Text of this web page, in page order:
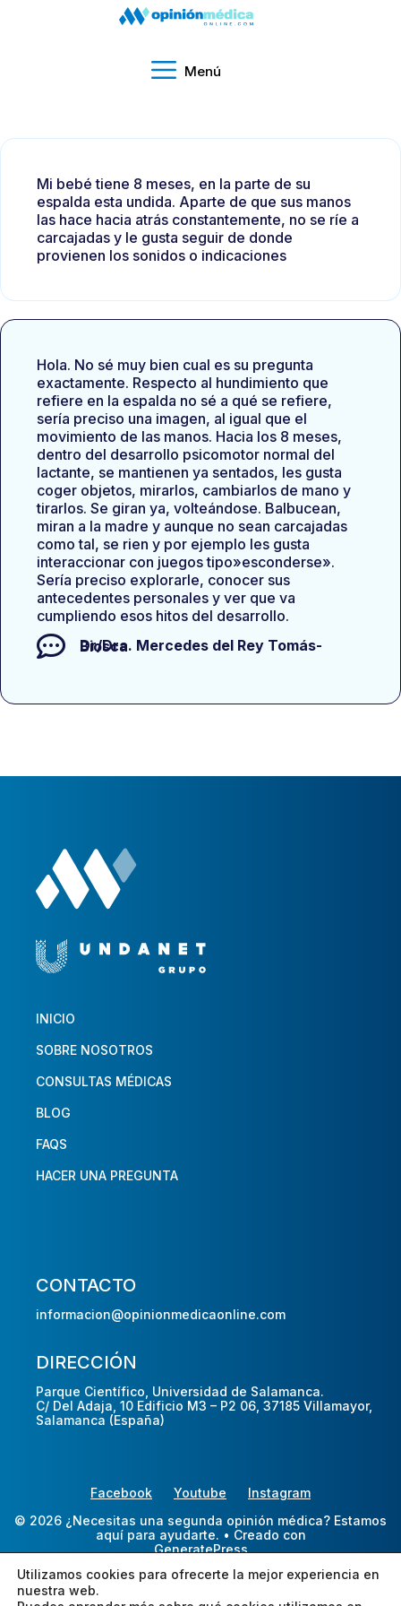
Menú
Mi bebé tiene 8 meses, en la parte de su
espalda esta undida. Aparte de que sus manos
las hace hacia atrás constantemente, no se ríe a
carcajadas y le gusta seguir de donde
provienen los sonidos o indicaciones
Hola. No sé muy bien cual es su pregunta
exactamente. Respecto al hundimiento que
refiere en la espalda no sé a qué se refiere,
sería preciso una imagen, al igual que el
movimiento de las manos. Hacia los 8 meses,
dentro del desarrollo psicomotor normal del
lactante, se mantienen ya sentados, les gusta
coger objetos, mirarlos, cambiarlos de mano y
tirarlos. Se giran ya, volteándose. Balbucean,
miran a la madre y aunque no sean carcajadas
como tal, se rien y por ejemplo les gusta
interaccionar con juegos tipo»esconderse».
Sería preciso explorarle, conocer sus
antecedentes personales y ver que va
cumpliendo esos hitos del desarrollo.
Dr/Dra.
Mercedes del Rey Tomás-Biosca
INICIO
SOBRE NOSOTROS
CONSULTAS MÉDICAS
BLOG
FAQS
HACER UNA PREGUNTA
CONTACTO
informacion@opinionmedicaonline.com
DIRECCIÓN
Parque Científico, Universidad de Salamanca.
C/ Del Adaja, 10 Edificio M3 – P2 06, 37185 Villamayor,
Salamanca (España)
Facebook Youtube
Instagram
© 2026 ¿Necesitas una segunda opinión médica? Estamos
aquí para ayudarte. • Creado con
GeneratePress
Utilizamos cookies para ofrecerte la mejor experiencia en
nuestra web.